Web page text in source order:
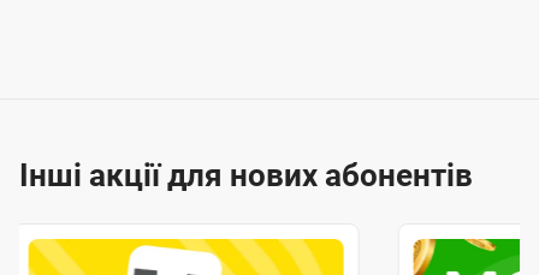
Інші акції для нових абонентів